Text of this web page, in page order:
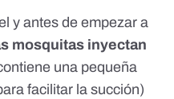
y antes de empezar a
mosquitas inyectan
una pequeña
facilitar la succión)